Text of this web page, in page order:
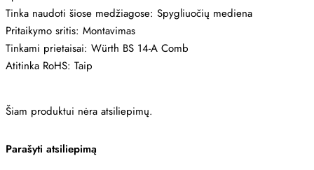
Tinka naudoti šiose medžiagose: Spygliuočių mediena
Pritaikymo sritis: Montavimas
Tinkami prietaisai: Würth BS 14-A Comb
Atitinka RoHS: Taip
Šiam produktui nėra atsiliepimų.
Parašyti atsiliepimą